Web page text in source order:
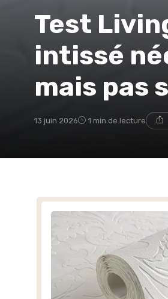
Test
intissé
mais pas
13 juin 2026 1 min de lecture